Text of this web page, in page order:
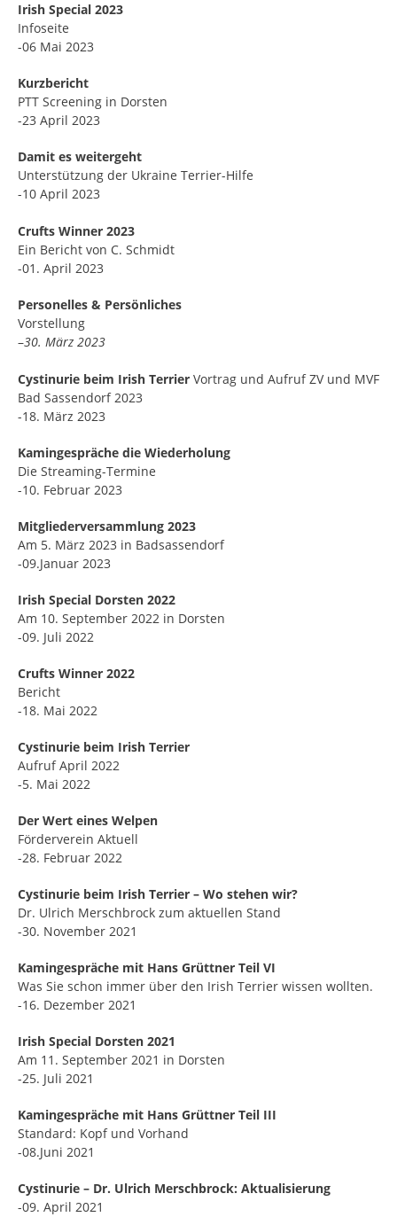
Irish Special 2023
Infoseite
-06 Mai 2023
Kurzbericht
PTT Screening in Dorsten
-23 April 2023
Damit es weitergeht
Unterstützung der Ukraine Terrier-Hilfe
-10 April 2023
Crufts Winner 2023
Ein Bericht von C. Schmidt
-01. April 2023
Personelles & Persönliches
Vorstellung
–30. März 2023
Cystinurie beim Irish Terrier Vortrag und Aufruf ZV und MVF
Bad Sassendorf 2023
-18. März 2023
Kamingespräche die Wiederholung
Die Streaming-Termine
-10. Februar 2023
Mitgliederversammlung 2023
Am 5. März 2023 in Badsassendorf
-09.Januar 2023
Irish Special Dorsten 2022
Am 10. September 2022 in Dorsten
-09. Juli 2022
Crufts Winner 2022
Bericht
-18. Mai 2022
Cystinurie beim Irish Terrier
Aufruf April 2022
-5. Mai 2022
Der Wert eines Welpen
Förderverein Aktuell
-28. Februar 2022
Cystinurie beim Irish Terrier – Wo stehen wir?
Dr. Ulrich Merschbrock zum aktuellen Stand
-30. November 2021
Kamingespräche mit Hans Grüttner Teil VI
Was Sie schon immer über den Irish Terrier wissen wollten.
-16. Dezember 2021
Irish Special Dorsten 2021
Am 11. September 2021 in Dorsten
-25. Juli 2021
Kamingespräche mit Hans Grüttner Teil III
Standard: Kopf und Vorhand
-08.Juni 2021
Cystinurie – Dr. Ulrich Merschbrock: Aktualisierung
-09. April 2021